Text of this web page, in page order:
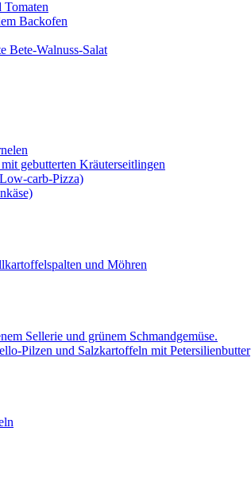
Backofen
Bete-Walnuss-Salat
gebutterten Kräuterseitlingen
carb-Pizza)
und Möhren
Sellerie und grünem Schmandgemüse.
Pilzen und Salzkartoffeln mit Petersilienbutter